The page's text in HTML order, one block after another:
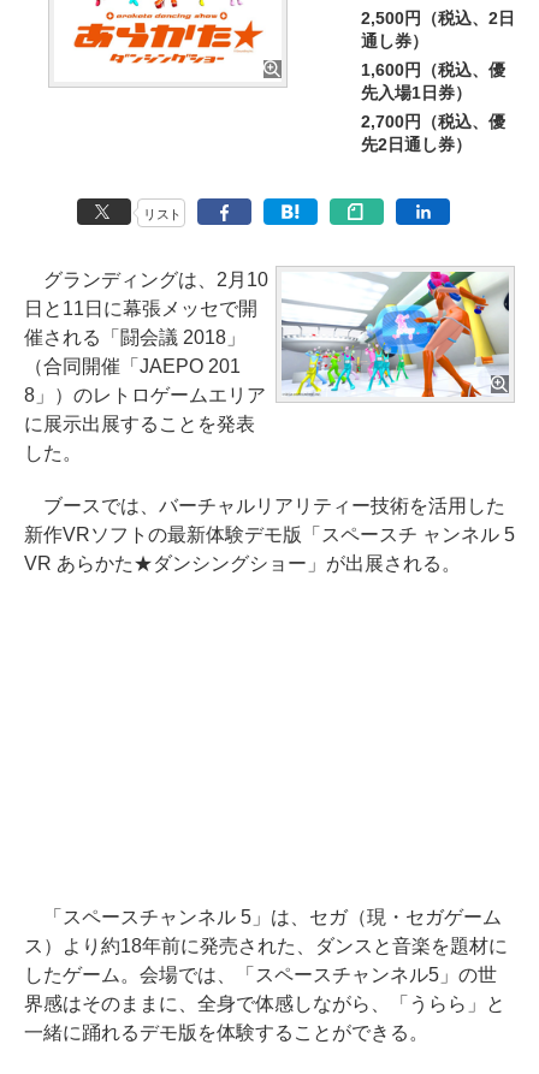
2,500円（税込、2日
通し券）
1,600円（税込、優
先入場1日券）
2,700円（税込、優
先2日通し券）
リスト
グランディングは、2月10
日と11日に幕張メッセで開
催される「闘会議 2018」
（合同開催「JAEPO 201
8」）のレトロゲームエリア
に展示出展することを発表
した。
ブースでは、バーチャルリアリティー技術を活用した
新作VRソフトの最新体験デモ版「スペースチ ャンネル 5
VR あらかた★ダンシングショー」が出展される。
「スペースチャンネル 5」は、セガ（現・セガゲーム
ス）より約18年前に発売された、ダンスと音楽を題材に
したゲーム。会場では、「スペースチャンネル5」の世
界感はそのままに、全身で体感しながら、「うらら」と
一緒に踊れるデモ版を体験することができる。